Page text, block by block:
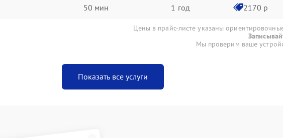
50 мин 1 год 2170 р
Цены в прайс-листе указаны
Мы проверим ваше
Показать все услуги